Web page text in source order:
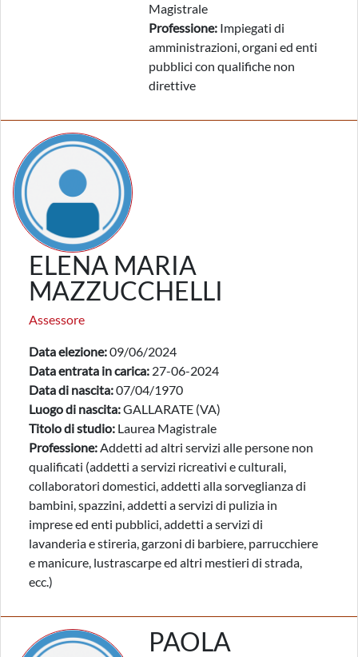
Magistrale
Professione: Impiegati di
amministrazioni, organi ed enti
pubblici con qualifiche non
direttive
ELENA MARIA
MAZZUCCHELLI
Assessore
Data elezione:09/06/2024
Data entrata in carica: 27-06-2024
Data di nascita:07/04/1970
Luogo di nascita:GALLARATE (VA)
Titolo di studio: Laurea Magistrale
Professione:Addetti ad altri servizi alle persone non
qualificati (addetti a servizi ricreativi e culturali,
collaboratori domestici, addetti alla sorveglianza di
bambini, spazzini, addetti a servizi di pulizia in
imprese ed enti pubblici, addetti a servizi di
lavanderia e stireria, garzoni di barbiere, parrucchiere
e manicure, lustrascarpe ed altri mestieri di strada,
ecc.)
PAOLA